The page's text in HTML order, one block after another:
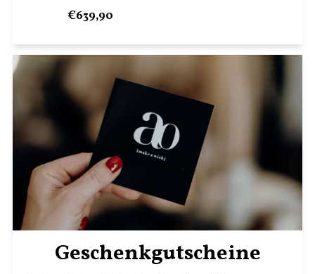
€639,90
Geschenkgutscheine